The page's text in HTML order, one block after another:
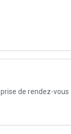
de rendez-vous